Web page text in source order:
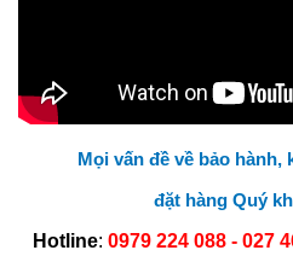
Mọi vấn đề về bảo hành,
đặt hàng Quý
Hotline: 0979 224 088 - 027